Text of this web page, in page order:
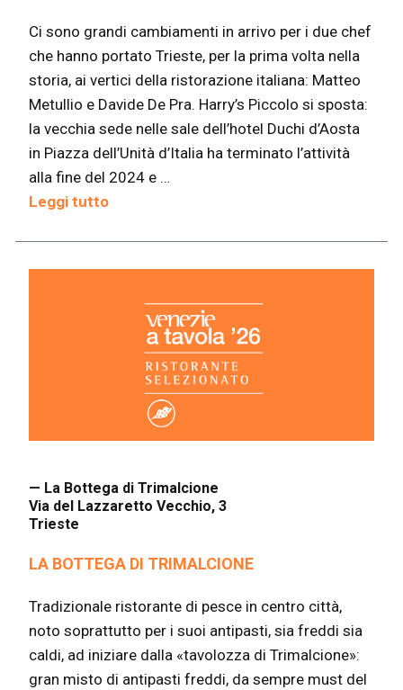
Ci sono grandi cambiamenti in arrivo per i due chef
che hanno portato Trieste, per la prima volta nella
storia, ai vertici della ristorazione italiana: Matteo
Metullio e Davide De Pra. Harry’s Piccolo si sposta:
la vecchia sede nelle sale dell’hotel Duchi d’Aosta
in Piazza dell’Unità d’Italia ha terminato l’attività
alla fine del 2024 e …
Leggi tutto
— La Bottega di Trimalcione
Via del Lazzaretto Vecchio, 3
Trieste
LA BOTTEGA DI TRIMALCIONE
Tradizionale ristorante di pesce in centro città,
noto soprattutto per i suoi antipasti, sia freddi sia
caldi, ad iniziare dalla «tavolozza di Trimalcione»:
gran misto di antipasti freddi, da sempre must del